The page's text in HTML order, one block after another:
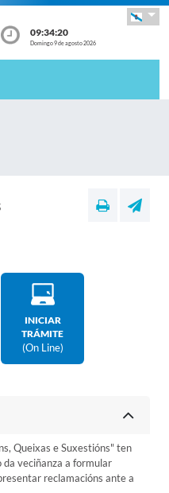
09:34:20
Domingo 9 de agosto 2026
INICIAR
TRÁMITE
(on Line)
Queixas e Suxestións" ten
veciñanza a formular
reclamacións ante a